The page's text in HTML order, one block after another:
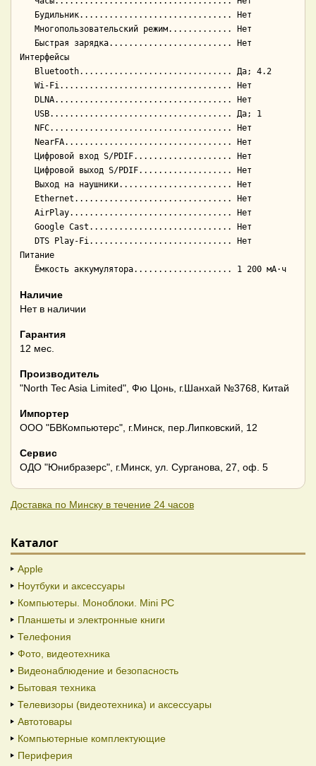
Интерфейсы
Питание
Наличие
Нет в наличии
Гарантия
12 мес.
Производитель
"North Tec Asia Limited", Фю Цонь, г.Шанхай №3768, Китай
Импортер
ООО "БВКомпьютерс", г.Минск, пер.Липковский, 12
Сервис
ОДО "Юнибразерс", г.Минск, ул. Сурганова, 27, оф. 5
Доставка по Минску в течение 24 часов
Каталог
Apple
Ноутбуки и аксессуары
Компьютеры. Моноблоки. Mini PC
Планшеты и электронные книги
Телефония
Фото, видеотехника
Видеонаблюдение и безопасность
Бытовая техника
Телевизоры (видеотехника) и аксессуары
Автотовары
Компьютерные комплектующие
Периферия